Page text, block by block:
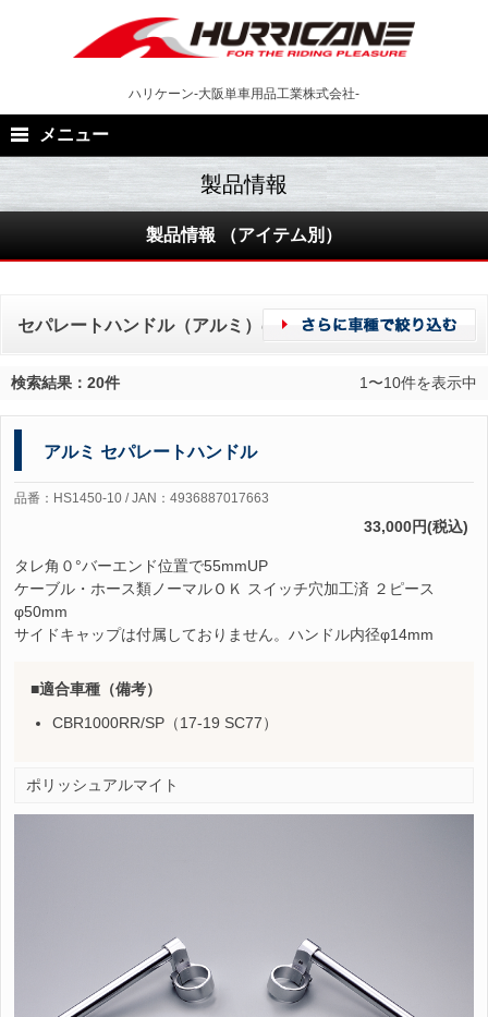
ハリケーン-大阪単車用品工業株式会社-
メニュー
製品情報 （アイテム別）
セパレートハンドル（アルミ）の製品一覧
検索結果：20件 1〜10件を表示中
アルミ セパレートハンドル
品番：HS1450-10 / JAN：4936887017663
33,000円(税込)
タレ角０°バーエンド位置で55mmUP
ケーブル・ホース類ノーマルＯＫ スイッチ穴加工済 ２ピース
φ50mm
サイドキャップは付属しておりません。ハンドル内径φ14mm
適合車種（備考）
CBR1000RR/SP（17-19 SC77）
ポリッシュアルマイト